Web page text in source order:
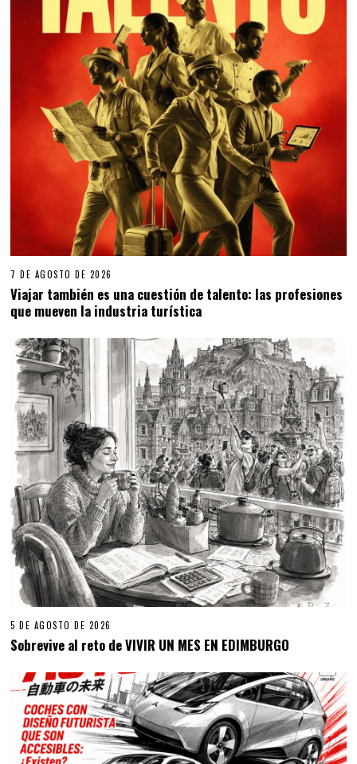
7 DE AGOSTO DE 2026
Viajar también es una cuestión de talento: las profesiones
que mueven la industria turística
5 DE AGOSTO DE 2026
Sobrevive al reto de VIVIR UN MES EN EDIMBURGO